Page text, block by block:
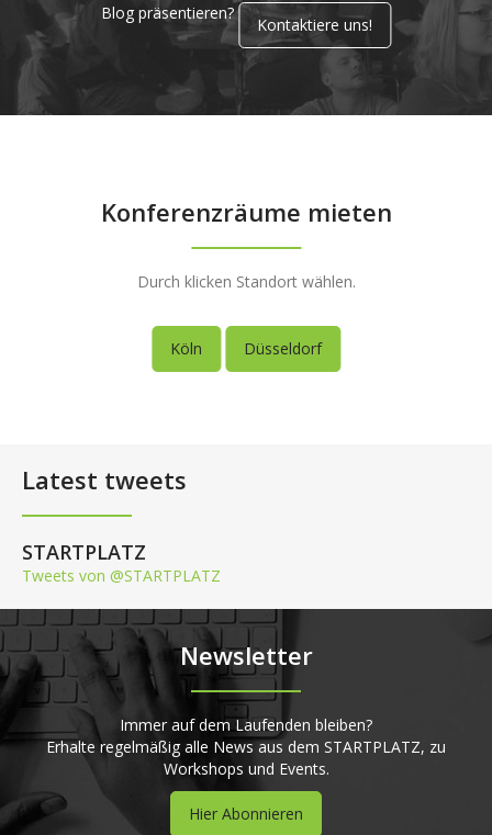
Blog präsentieren?
Kontaktiere uns!
Konferenzräume mieten
Durch klicken Standort wählen.
Köln Düsseldorf
Latest tweets
STARTPLATZ
Tweets von @STARTPLATZ
Newsletter
Immer auf dem Laufenden bleiben?
Erhalte regelmäßig alle News aus dem STARTPLATZ, zu
Workshops und Events.
Hier Abonnieren